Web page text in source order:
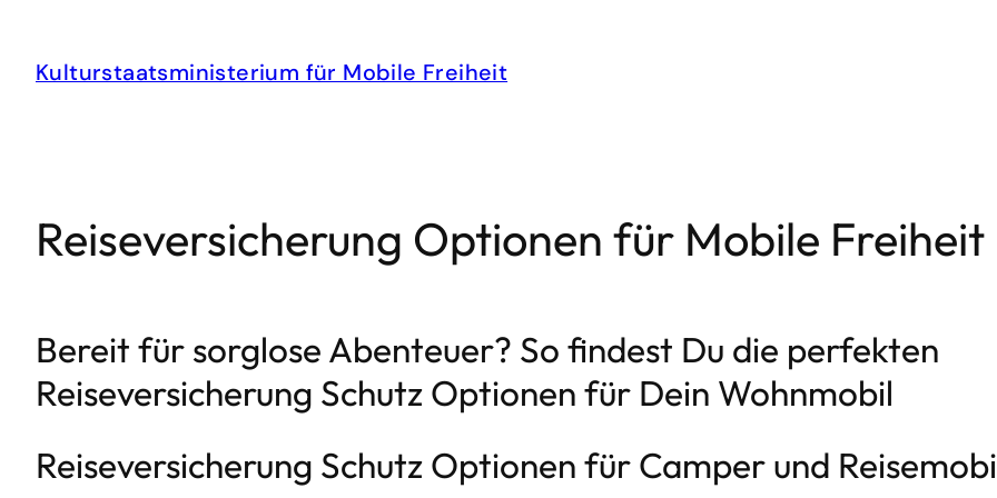
springen
Kulturstaatsministerium für Mobile Freiheit
Reiseversicherung Optionen für Mobile Freiheit
Bereit für sorglose Abenteuer? So findest Du die perfekten
Reiseversicherung Schutz Optionen für Dein Wohnmobil
Reiseversicherung Schutz Optionen für Camper und